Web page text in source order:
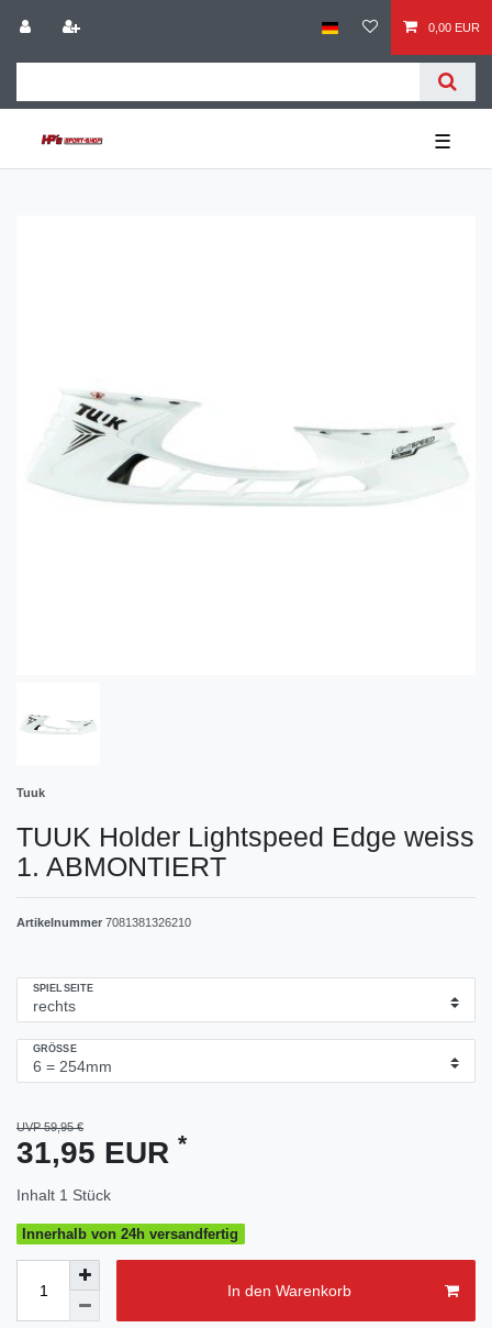
0,00 EUR
☰
Tuuk
TUUK Holder Lightspeed Edge weiss
1. ABMONTIERT
Artikelnummer 7081381326210
SPIELSEITE
GRÖSSE
UVP 59,95 €
31,95 EUR *
Inhalt 1 Stück
Innerhalb von 24h versandfertig
In den Warenkorb